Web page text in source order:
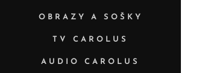
OBRAZY A SOŠKY
TV CAROLUS
AUDIO CAROLUS